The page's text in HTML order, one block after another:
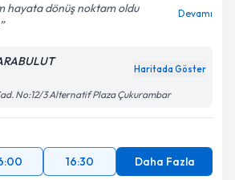
hayata dönüş noktam oldu
Devamı
Haritada Göster
No:12/3 Alternatif Plaza Çukurambar
16:30 Daha Fazla